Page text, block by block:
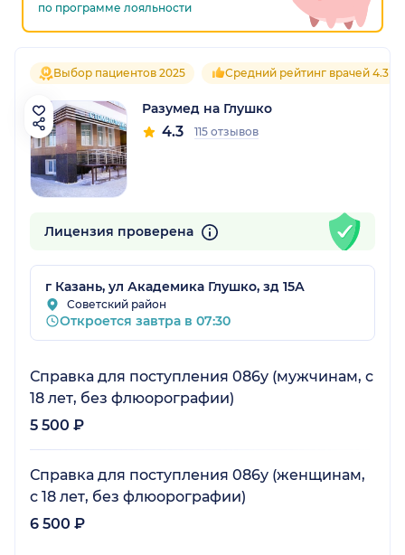
по программе лояльности
Выбор пациентов 2025 Средний рейтинг врачей 4.3
Разумед на Глушко
4.3 115 отзывов
Лицензия проверена
г Казань, ул Академика Глушко, зд 15А
Советский район
Откроется завтра в 07:30
Справка для поступления 086у (мужчинам, с
18 лет, без флюорографии)
5 500 ₽
Справка для поступления 086у (женщинам,
с 18 лет, без флюорографии)
6 500 ₽